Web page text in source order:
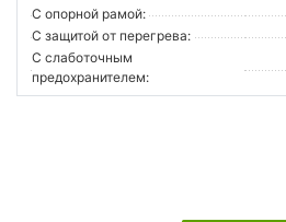
С опорной рамой:
С защитой от перегрева:
С слаботочным
предохранителем: